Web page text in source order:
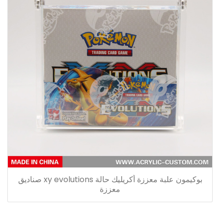
بوكيمون علبة معززة أكريليك حالة xy evolutions صناديق
معززة